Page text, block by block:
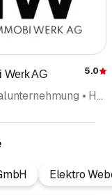
Werk AG 5.0
Generalunternehmung • Hauswartungen Liegenschaftenservice • Reinigungsfirma • Reinigungsunternehmung • Sanitär • Sanitäre Anlagen und Installationen • Heizungen • Maler • Malergeschäft • Gartenunterhalt
Elektro